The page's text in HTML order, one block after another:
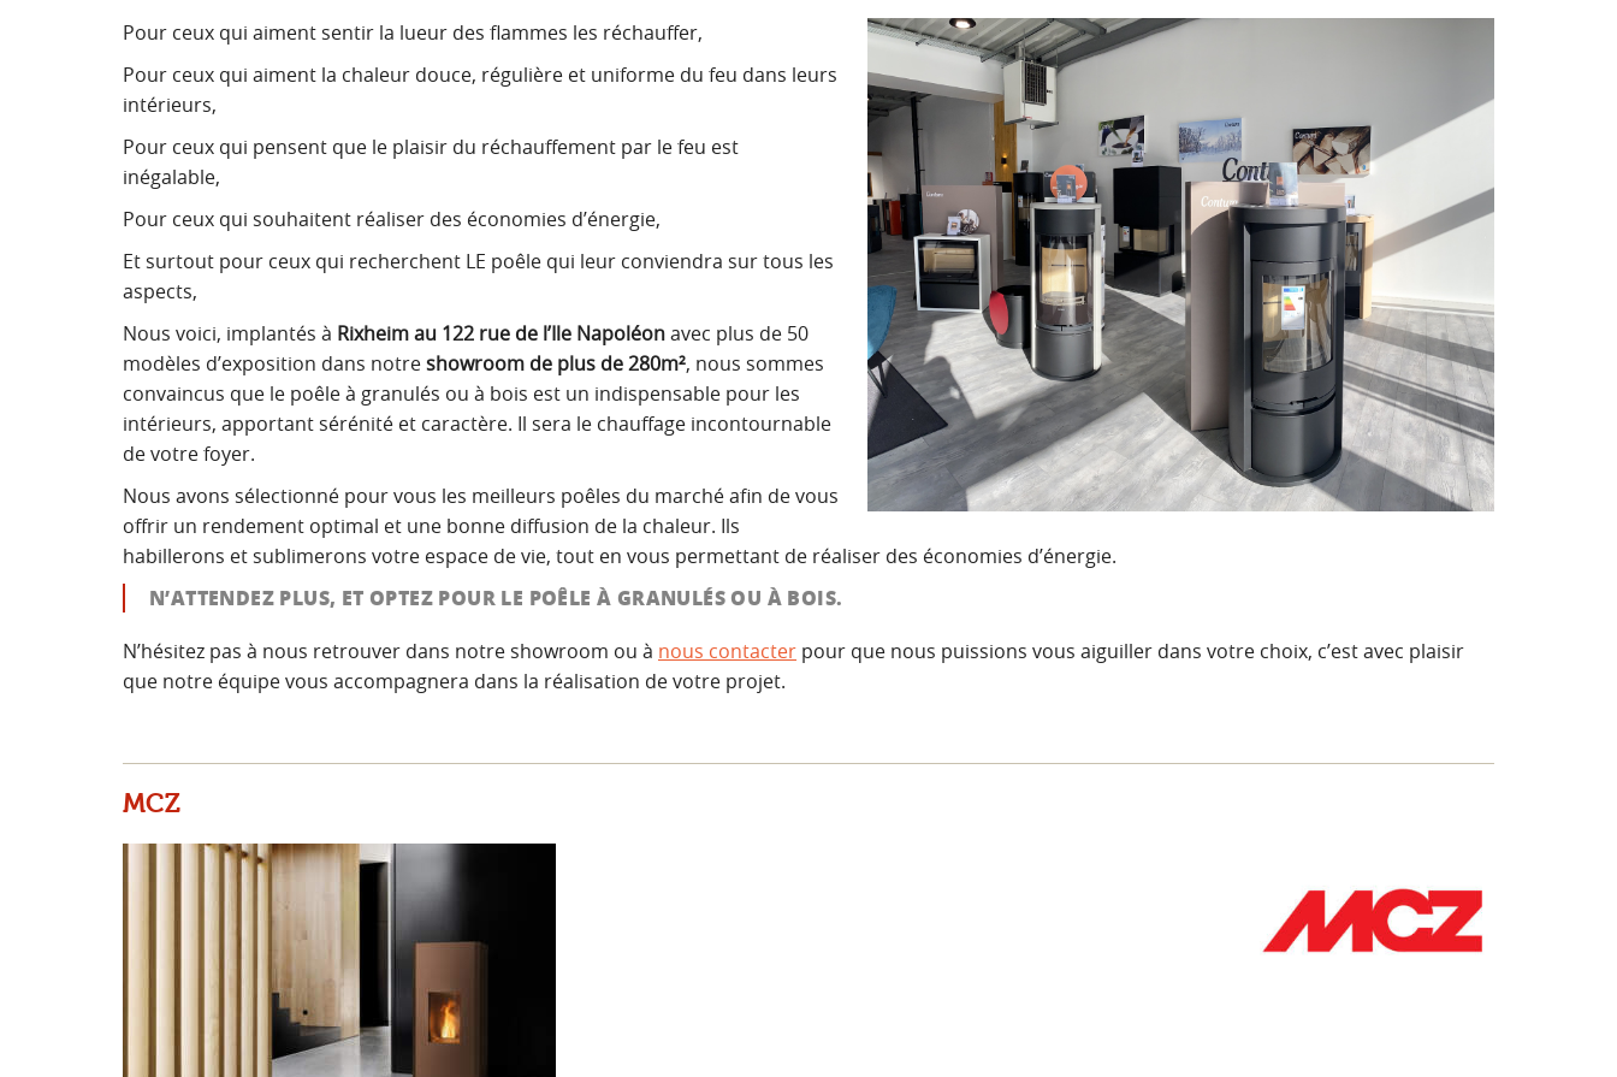
Pour ceux qui aiment sentir la lueur des flammes les réchauffer,
Pour ceux qui aiment la chaleur douce, régulière et uniforme du feu dans leurs
intérieurs,
Pour ceux qui pensent que le plaisir du réchauffement par le feu est
inégalable,
Pour ceux qui souhaitent réaliser des économies d’énergie,
Et surtout pour ceux qui recherchent LE poêle qui leur conviendra sur tous les
aspects,
Nous voici, implantés à Rixheim au 122 rue de l’Ile Napoléonavec plus de 50
modèles d’exposition dans notreshowroom de plus de 280m², nous sommes
convaincus que le poêle à granulés ou à bois est un indispensable pour les
intérieurs, apportant sérénité et caractère. Il sera le chauffage incontournable
de votre foyer.
Nous avons sélectionné pour vous les meilleurs poêles du marché afin de vous
offrir un rendement optimal et une bonne diffusion de la chaleur. Ils
habillerons et sublimerons votre espace de vie, tout en vous permettant de réaliser des économies d’énergie.
N’ATTENDEZ PLUS, ET OPTEZ POUR LE POÊLE À GRANULÉS OU À BOIS.
N’hésitez pas à nous retrouver dans notre showroom ou à nous contacter pour que nous puissions vous aiguiller dans votre choix, c’est avec plaisir
que notre équipe vous accompagnera dans la réalisation de votre projet.
MCZ